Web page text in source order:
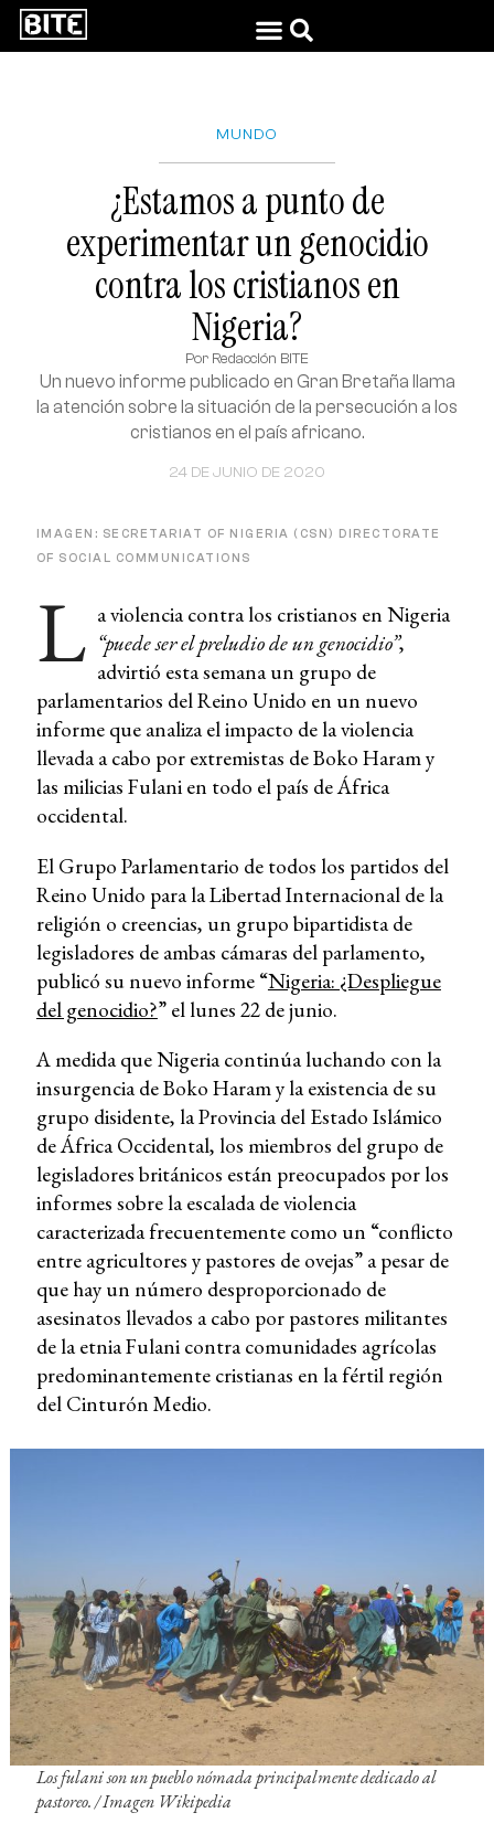
MUNDO
¿Estamos a punto de
experimentar un genocidio
contra los cristianos en
Nigeria?
Por Redacción BITE
24 DE JUNIO DE 2020
Un nuevo informe publicado en Gran Bretaña llama
la atención sobre la situación de la persecución a los
cristianos en el país africano.
IMAGEN: SECRETARIAT OF NIGERIA (CSN) DIRECTORATE
OF SOCIAL COMMUNICATIONS
L a violencia contra los cristianos en Nigeria
“puede ser el preludio de un genocidio”,
advirtió esta semana un grupo de
parlamentarios del Reino Unido en un nuevo
informe que analiza el impacto de la violencia
llevada a cabo por extremistas de Boko Haram y
las milicias Fulani en todo el país de África
occidental.
El Grupo Parlamentario de todos los partidos del
Reino Unido para la Libertad Internacional de la
religión o creencias, un grupo bipartidista de
legisladores de ambas cámaras del parlamento,
publicó su nuevo informe “Nigeria: ¿Despliegue
del genocidio?” el lunes 22 de junio.
A medida que Nigeria continúa luchando con la
insurgencia de Boko Haram y la existencia de su
grupo disidente, la Provincia del Estado Islámico
de África Occidental, los miembros del grupo de
legisladores británicos están preocupados por los
informes sobre la escalada de violencia
caracterizada frecuentemente como un “conflicto
entre agricultores y pastores de ovejas” a pesar de
que hay un número desproporcionado de
asesinatos llevados a cabo por pastores militantes
de la etnia Fulani contra comunidades agrícolas
predominantemente cristianas en la fértil región
del Cinturón Medio.
Los fulani son un pueblo nómada principalmente dedicado al
pastoreo. /Imagen Wikipedia